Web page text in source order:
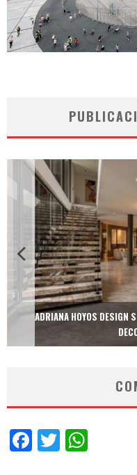
ADRIANA HOYOS DESIGN
Facebook
Twitter